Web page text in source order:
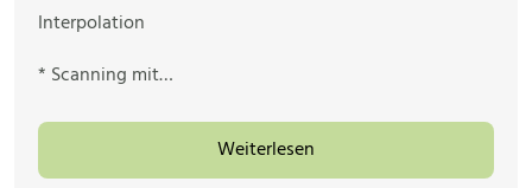
Interpolation
* Scanning mit…
Weiterlesen